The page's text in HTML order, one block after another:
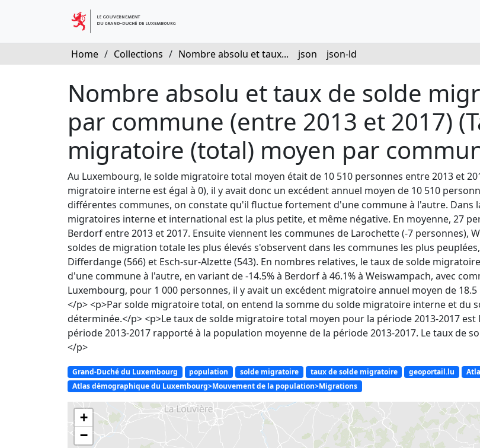
Home / Collections / Nombre absolu et taux... json json-ld
Nombre absolu et taux de solde
par commune (entre 2013 et 2017)
migratoire (total) moyen par
Au Luxembourg, le solde migratoire total moyen était de 10 510 personnes entre 2013 et
migratoire interne est égal à 0), il y avait donc un excédent annuel moyen de 10 510
différentes communes, on constate qu'il fluctue fortement d'une commune à l'autre. Dans
migratoires interne et international est la plus petite, et même négative. En moyenne, 27
Berdorf entre 2013 et 2017. Ensuite viennent les communes de Larochette (-7 personnes),
soldes de migration totale les plus élevés s'observent dans les communes les plus
Differdange (566) et Esch-sur-Alzette (543). En nombres relatives, le taux de solde
d'une commune à l'autre, en variant de -14.5% à Berdorf à 46.1% à Weiswampach, avec
Luxembourg, pour 1 000 personnes, il y avait un excédent migratoire annuel moyen de
</p> <p>Par solde migratoire total, on entend la somme du solde migratoire interne et
déterminée.</p> <p>Le taux de solde migratoire total moyen pour la période 2013-2017
période 2013-2017 rapporté à la population moyenne de la période 2013-2017. Le taux de
</p>
Grand-Duché du Luxembourg population solde migratoire taux de solde migratoire geoportail.lu
Atlas démographique du Luxembourg>Mouvement de la population>Migrations
+
−